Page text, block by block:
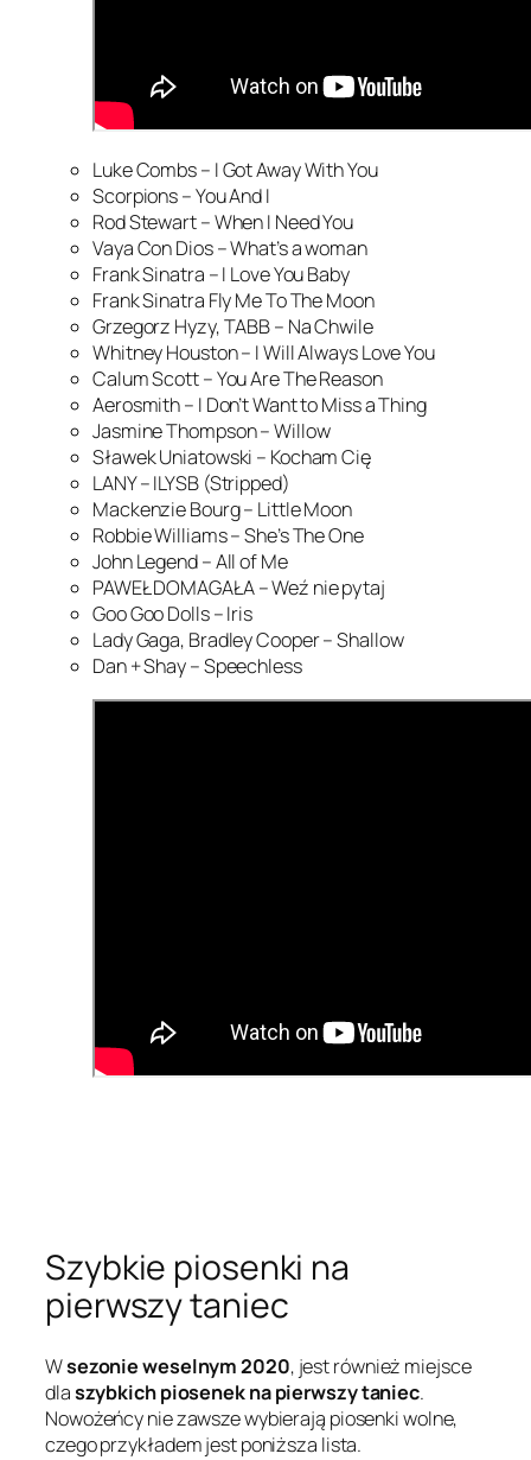
Luke Combs – I Got Away With You
Scorpions – You And I
Rod Stewart – When I Need You
Vaya Con Dios – What’s a woman
Frank Sinatra – I Love You Baby
Frank Sinatra Fly Me To The Moon
Grzegorz Hyzy, TABB – Na Chwile
Whitney Houston – I Will Always Love You
Calum Scott – You Are The Reason
Aerosmith – I Don’t Want to Miss a Thing
Jasmine Thompson – Willow
Sławek Uniatowski – Kocham Cię
LANY – ILYSB (Stripped)
Mackenzie Bourg – Little Moon
Robbie Williams – She’s The One
John Legend – All of Me
PAWEŁ DOMAGAŁA – Weź nie pytaj
Goo Goo Dolls – Iris
Lady Gaga, Bradley Cooper – Shallow
Dan + Shay – Speechless
Szybkie piosenki na
pierwszy taniec
Wsezonie weselnym 2020, jest również miejsce
dlaszybkich piosenek na pierwszy taniec.
Nowożeńcy nie zawsze wybierają piosenki wolne,
czego przykładem jest poniższa lista.